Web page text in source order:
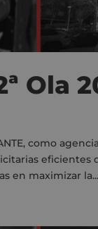
Ola
como
en maximizar